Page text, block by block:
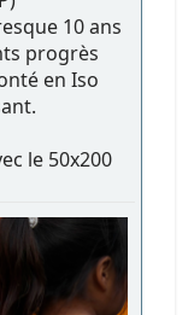
10 ans
progrès
en Iso
le 50x200